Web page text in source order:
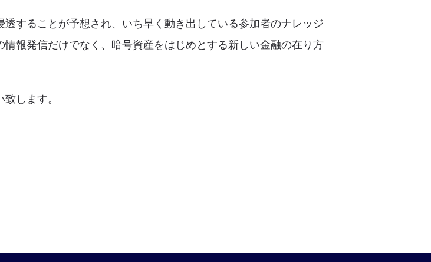
することが予想され、いち早く動き出している参加者のナレッジ
報発信だけでなく、暗号資産をはじめとする新しい金融の在り方
します。